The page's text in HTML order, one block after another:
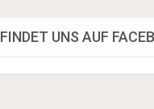
FINDET UNS AUF